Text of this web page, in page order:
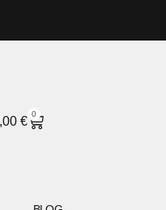
€
0
CARRITO